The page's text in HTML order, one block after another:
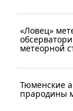
«Ловец»
метеорной
Тюменские
прародины